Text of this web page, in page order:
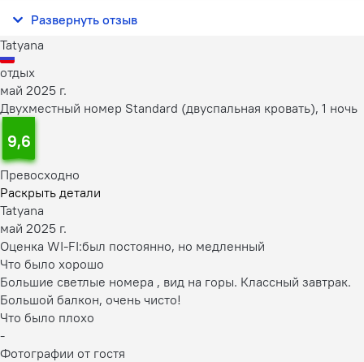
Отель большой и современный. Всё красиво, чисто, акку
Развернуть отзыв
Tatyana
отдых
май 2025 г.
Двухместный номер Standard (двуспальная кровать), 1 ночь
9,6
Превосходно
Раскрыть детали
Tatyana
май 2025 г.
Оценка WI-FI:был постоянно, но медленный
Что было хорошо
Большие светлые номера , вид на горы. Классный завтрак.
Большой балкон, очень чисто!
Что было плохо
-
Фотографии от гостя